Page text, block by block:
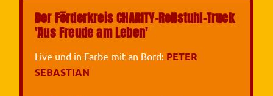
Der Förderkreis CHARITY-Rollstuhl-Truck
'Aus Freude am Leben'
Live und in Farbe mit an Bord: PETER
SEBASTIAN